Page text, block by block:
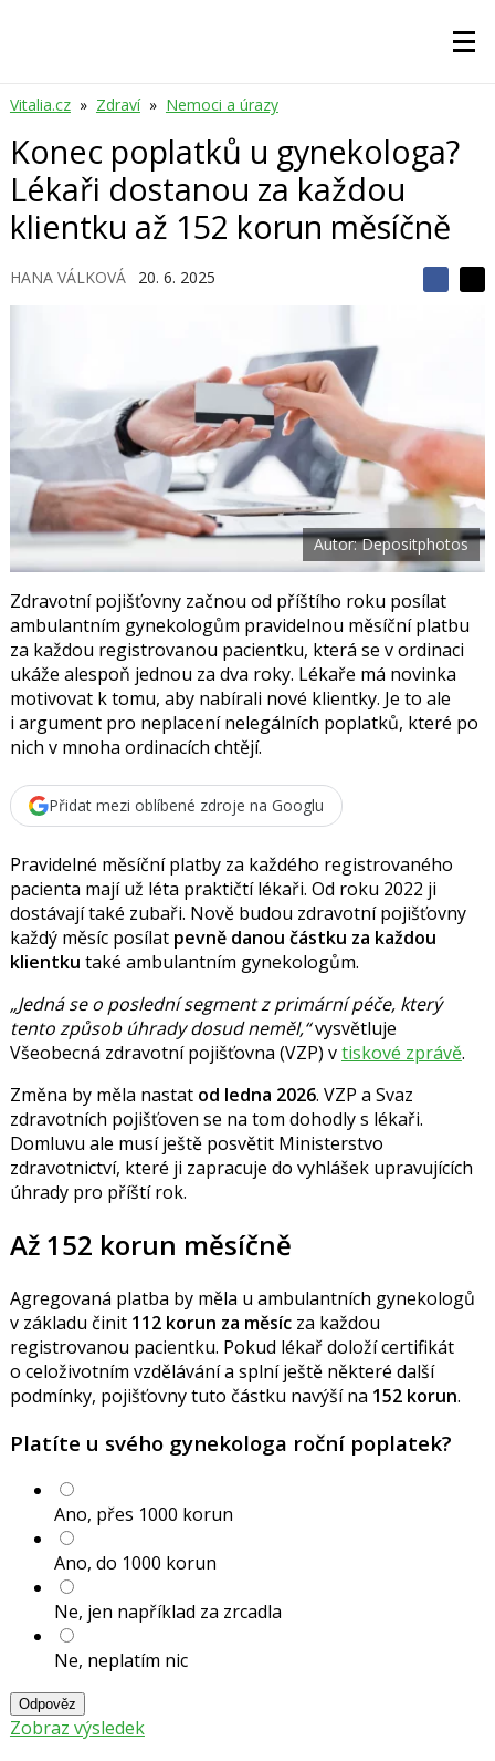
Vitalia.cz » Zdraví » Nemoci a úrazy
Konec poplatků u gynekologa?
Lékaři dostanou za každou
klientku až 152 korun měsíčně
HANA VÁLKOVÁ 20. 6. 2025
S
t
S
n
a
a
c
e
b
o
o
k
u
n
t
X
Autor: Depositphotos
Zdravotní pojišťovny začnou od příštího roku posílat
ambulantním gynekologům pravidelnou měsíční platbu
za každou registrovanou pacientku, která se v ordinaci
ukáže alespoň jednou za dva roky. Lékaře má novinka
motivovat k tomu, aby nabírali nové klientky. Je to ale
i argument pro neplacení nelegálních poplatků, které po
nich v mnoha ordinacích chtějí.
Přidat mezi oblíbené zdroje na Googlu
Pravidelné měsíční platby za každého registrovaného
pacienta mají už léta praktičtí lékaři. Od roku 2022 ji
dostávají také zubaři. Nově budou zdravotní pojišťovny
každý měsíc posílat pevně danou částku za každou
klientku také ambulantním gynekologům.
Jedná se o poslední segment z primární péče, který
tento způsob úhrady dosud neměl, vysvětluje
Všeobecná zdravotní pojišťovna (VZP) vtiskové zprávě.
Změna by měla nastat od ledna 2026. VZP a Svaz
zdravotních pojišťoven se na tom dohodly s lékaři.
Domluvu ale musí ještě posvětit Ministerstvo
zdravotnictví, které ji zapracuje do vyhlášek upravujících
úhrady pro příští rok.
Až 152 korun měsíčně
Agregovaná platba by měla u ambulantních gynekologů
v základu činit 112 korun za měsíc za každou
registrovanou pacientku. Pokud lékař doloží certifikát
o celoživotním vzdělávání a splní ještě některé další
podmínky, pojišťovny tuto částku navýší na 152 korun.
Platíte u svého gynekologa roční poplatek?
Ano, přes 1000 korun
Ano, do 1000 korun
Ne, jen například za zrcadla
Ne, neplatím nic
Odpověz
Zobraz výsledek